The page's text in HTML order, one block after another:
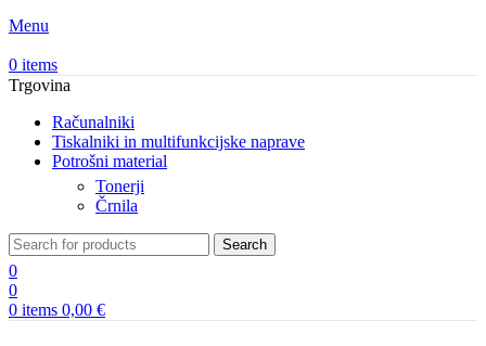
Menu
0 items
Trgovina
Računalniki
Tiskalniki in multifunkcijske naprave
Potrošni material
Tonerji
Črnila
Search
0
0
0 items 0,00 €